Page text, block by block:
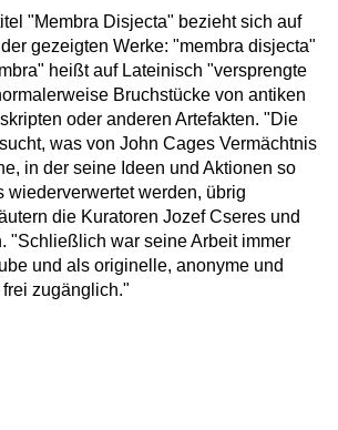
"Membra Disjecta" bezieht sich auf
gezeigten Werke: "membra disjecta"
heißt auf Lateinisch "versprengte
Bruchstücke von antiken
oder anderen Artefakten. "Die
was von John Cages Vermächtnis
in der seine Ideen und Aktionen so
wiederverwertet werden, übrig
die Kuratoren Jozef Cseres und
"Schließlich war seine Arbeit immer
und als originelle, anonyme und
zugänglich."